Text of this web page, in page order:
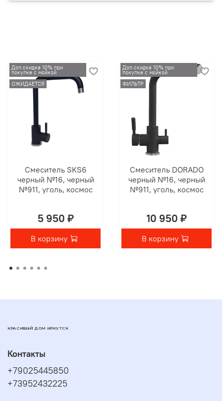
Доп.скидка 10% при
покупке с мойкой
ОЖИДАЕТСЯ
Смеситель SKS6
черный №16, черный
№911, уголь, космос
5 950 ₽
В корзину
Доп.скидка 10% при
покупке с мойкой
ФИЛЬТР
Смеситель DORADO
черный №16, черный
№911, уголь, космос
10 950 ₽
В корзину
КРАСИВЫЙ ДОМ ИРКУТСК
Контакты
+79025445850
+73952432225